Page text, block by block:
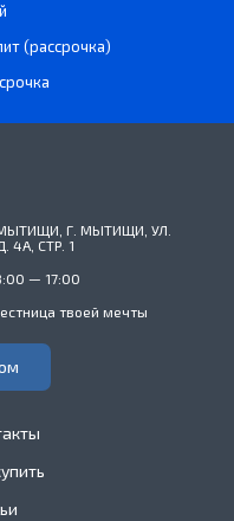
(рассрочка)
Г. МЫТИЩИ, УЛ.
4А, СТР. 1
— 17:00
твоей мечты